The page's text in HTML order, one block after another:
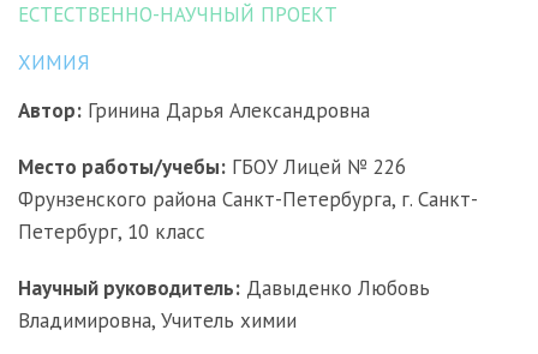
ЕСТЕСТВЕННО-НАУЧНЫЙ ПРОЕКТ
ХИМИЯ
Автор: Гринина Дарья Александровна
Место работы/учебы: ГБОУ Лицей № 226
Фрунзенского района Санкт-Петербурга, г. Санкт-
Петербург, 10 класс
Научный руководитель: Давыденко Любовь
Владимировна, Учитель химии